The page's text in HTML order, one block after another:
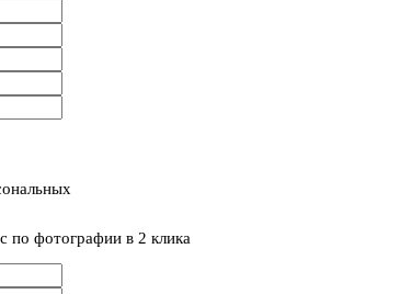
по фотографии в 2 клика